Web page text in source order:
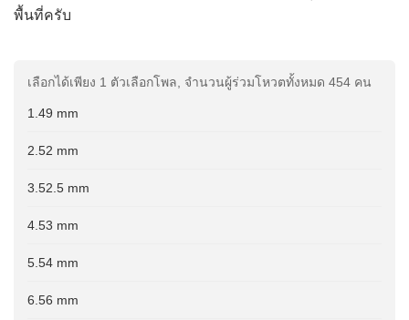
พื้นที่ครับ
เลือกได้เพียง 1 ตัวเลือกโพล, จำนวนผู้ร่วมโหวตทั้งหมด 454 คน
1.49 mm
2.52 mm
3.52.5 mm
4.53 mm
5.54 mm
6.56 mm